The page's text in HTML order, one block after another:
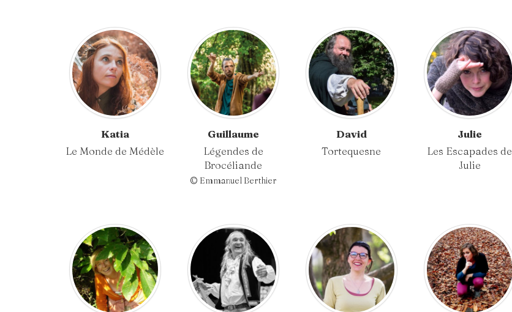
Katia
Le Monde de Médèle
Guillaume
Légendes de
Brocéliande
© Emmanuel Berthier
David
Tortequesne
Julie
Les Escapades de
Julie